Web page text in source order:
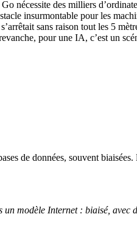
nécessite des milliers
insurmontable pour les
sans raison tout les 5
pour une IA, c’est un
de données, souvent
modèle Internet : biaisé, avec